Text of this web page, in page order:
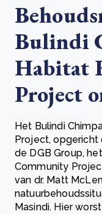
Bulindi
Habitat
Project
Het Bulindi
Project, opgericht
de DGB Group,
Community
van dr. Matt
Masindi. Hier